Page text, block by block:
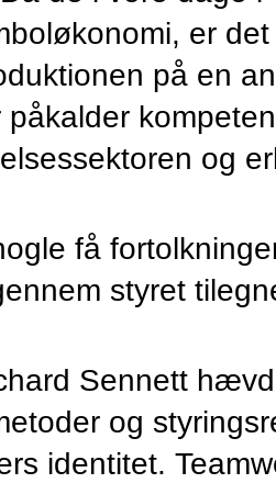
er
på en
påkalder
og
få
styret
Sennett
og
identitet.